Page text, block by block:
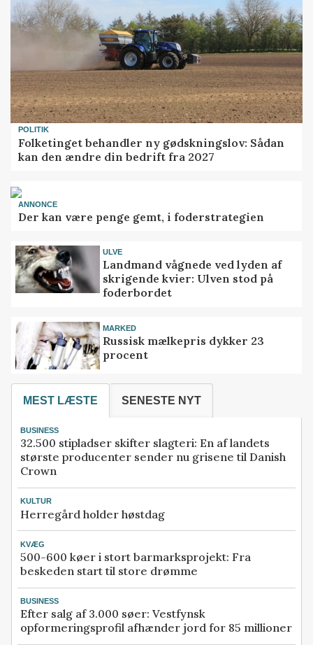
POLITIK
Folketinget behandler ny gødskningslov: Sådan
kan den ændre din bedrift fra 2027
ANNONCE
Der kan være penge gemt, i foderstrategien
ULVE
Landmand vågnede ved lyden af
skrigende kvier: Ulven stod på
foderbordet
MARKED
Russisk mælkepris dykker 23
procent
MEST LÆSTE SENESTE NYT
BUSINESS
32.500 stipladser skifter slagteri: En af landets
største producenter sender nu grisene til Danish
Crown
KULTUR
Herregård holder høstdag
KVÆG
500-600 køer i stort barmarksprojekt: Fra
beskeden start til store drømme
BUSINESS
Efter salg af 3.000 søer: Vestfynsk
opformeringsprofil afhænder jord for 85 millioner